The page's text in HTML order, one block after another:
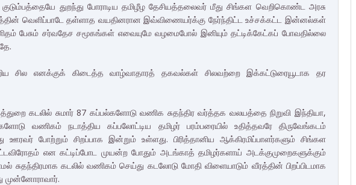
துறந்து போராடிய தமிழீழ தேசியத்தலைவர் மீது சிங்கள வெறிகொண்ட அரசு
வெளிப்பாடே தள்ளாத வயதினரான இவ்விணையர்க்கு நேர்ந்திட்ட உச்சக்கட்ட இன்னல்கள்
பேசும் சர்வதேச சமூகங்கள் எவையுமே வழமைபோல் இனியும் தட்டிக்கேட்கப் போவதில்லை
சில எனக்குக் கிடைத்த வாழ்வாதாரத் தகவல்கள் சிலவற்றை இக்கட்டுரையூடாக தர
கடலில் சுமார் 87 கப்பல்களோடு வணிக சுதந்திர வர்த்தக வலயத்தை நிறுவி இந்தியா,
வணிகம் நடாத்திய கப்பலோட்டிய தமிழர் பரம்பரையில் உதித்தவரே திருவேங்கடம்
ஊரவர் போற்றும் சிறப்பாக இன்றும் உள்ளது. பிரித்தானிய ஆக்கிரமிப்பாளர்களும் சிங்கள
என கட்டிப்போட முயன்ற போதும் அடங்காத் தமிழர்களாய் அடக்குமுறைகளுக்கும்
சுதந்திரமாக கடலில் வணிகம் செய்து கடலோடு மோதி விளையாடும் வீரத்தின் பிறப்பிடமாக
முன்னோராவார்.